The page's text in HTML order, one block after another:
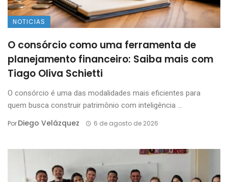
NOTICIAS
O consórcio como uma ferramenta de
planejamento financeiro: Saiba mais com
Tiago Oliva Schietti
O consórcio é uma das modalidades mais eficientes para
quem busca construir patrimônio com inteligência ...
PorDiego Velázquez 6 de agosto de 2026